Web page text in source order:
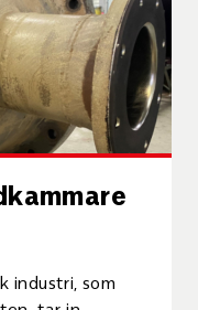
industri, som